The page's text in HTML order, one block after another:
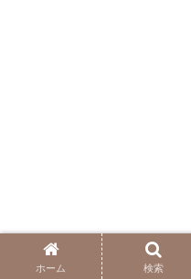
ホーム 検索